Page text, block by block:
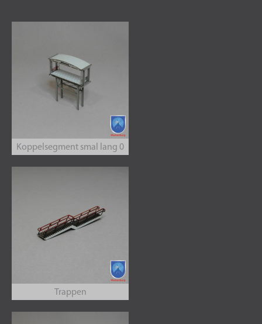
Koppelsegment smal lang 0
Trappen